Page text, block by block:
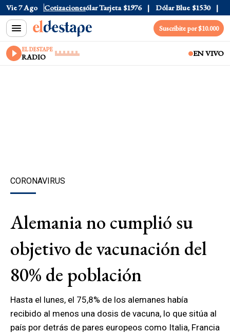
Vie 7 Ago Cotizaciones
Oficial $1520 Dólar Tarjeta $1976 Dólar Blue $1530
Suscribite por $10.000
EL DESTAPE
RADIO EN VIVO
CORONAVIRUS
Alemania no cumplió su
objetivo de vacunación del
80% de población
Hasta el lunes, el 75,8% de los alemanes había
recibido al menos una dosis de vacuna, lo que sitúa al
país por detrás de pares europeos como Italia, Francia